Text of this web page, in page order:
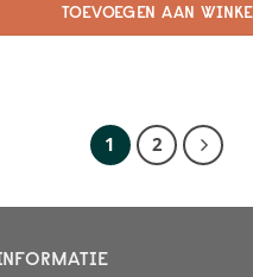
TOEVOEGEN AAN
1 2